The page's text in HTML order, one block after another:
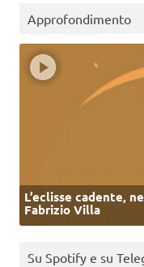
Approfondimento
L’eclisse cadente,
Fabrizio Villa
Su Spotify e su